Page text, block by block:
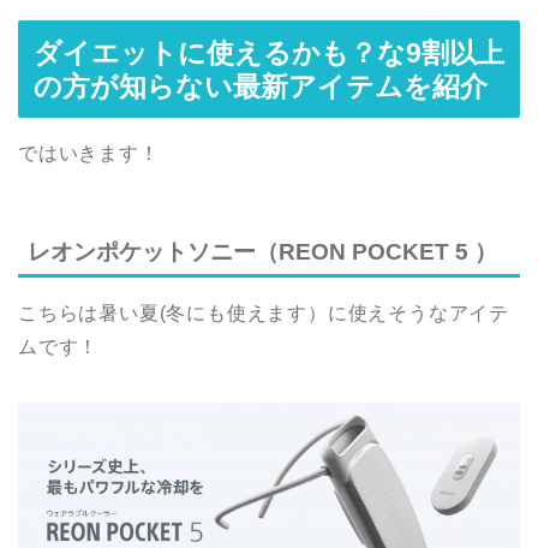
ダイエットに使えるかも？な9割以上
の方が知らない最新アイテムを紹介
ではいきます！
レオンポケットソニー（REON POCKET 5 ）
こちらは暑い夏(冬にも使えます）に使えそうなアイテ
ムです！